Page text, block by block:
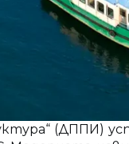
(ДППИ)